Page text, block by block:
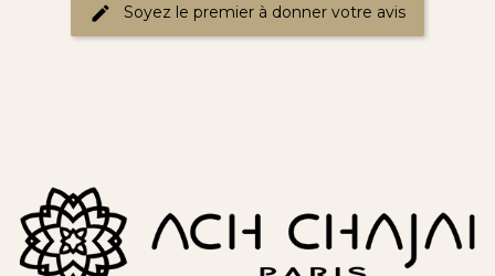
Soyez le premier à donner votre avis